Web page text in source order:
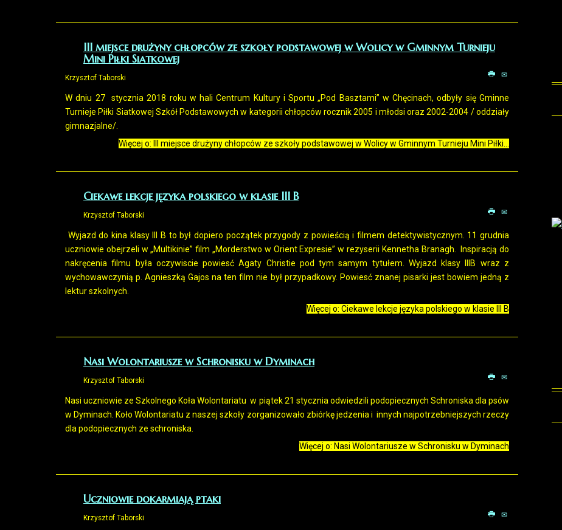
III miejsce drużyny chłopców ze szkoły podstawowej w Wolicy w Gminnym Turnieju
Mini Piłki Siatkowej
Krzysztof Taborski
W dniu 27 stycznia 2018 roku w hali Centrum Kultury i Sportu „Pod Basztami” w Chęcinach, odbyły się Gminne
Turnieje Piłki Siatkowej Szkół Podstawowych w kategorii chłopców rocznik 2005 i młodsi oraz 2002-2004 / oddziały
gimnazjalne/.
Więcej o: III miejsce drużyny chłopców ze szkoły podstawowej w Wolicy w Gminnym Turnieju Mini Piłki...
Ciekawe lekcje języka polskiego w klasie III B
Krzysztof Taborski
Wyjazd do kina klasy III B to był dopiero początek przygody z powieścią i filmem detektywistycznym. 11 grudnia
uczniowie obejrzeli w „Multikinie” film „Morderstwo w Orient Expresie” w rezyserii Kennetha Branagh. Inspiracją do
nakręcenia filmu była oczywiscie powiesć Agaty Christie pod tym samym tytułem. Wyjazd klasy IIIB wraz z
wychowawczynią p. Agnieszką Gajos na ten film nie był przypadkowy. Powiesć znanej pisarki jest bowiem jedną z
lektur szkolnych.
Więcej o: Ciekawe lekcje języka polskiego w klasie III B
Nasi Wolontariusze w Schronisku w Dyminach
Krzysztof Taborski
Nasi uczniowie ze Szkolnego Koła Wolontariatu w piątek 21 stycznia odwiedzili podopiecznych Schroniska dla psów
w Dyminach. Koło Wolontariatu z naszej szkoły zorganizowało zbiórkę jedzenia i innych najpotrzebniejszych rzeczy
dla podopiecznych ze schroniska.
Więcej o: Nasi Wolontariusze w Schronisku w Dyminach
Uczniowie dokarmiają ptaki
Krzysztof Taborski